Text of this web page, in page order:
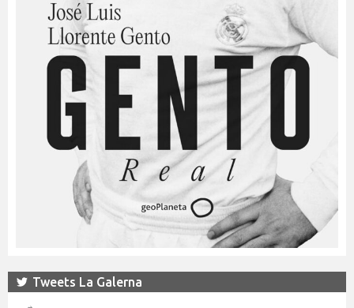
Tweets La Galerna